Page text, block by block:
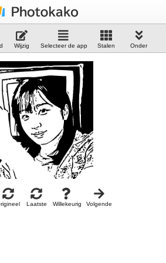
Wijzig Selecteer de app Stalen Onder
Laatste Willekeurig Volgende